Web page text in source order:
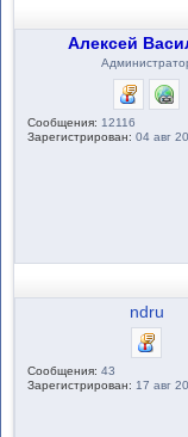
Алексей
Сообщения: 12116
Зарегистрирован: 04 авг
ndru
Сообщения: 43
Зарегистрирован: 17 авг